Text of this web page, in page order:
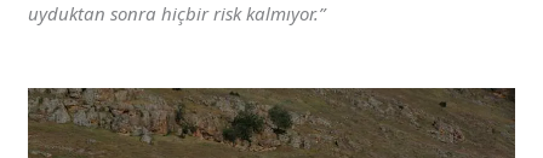
uyduktan sonra hiçbir risk kalmıyor.”